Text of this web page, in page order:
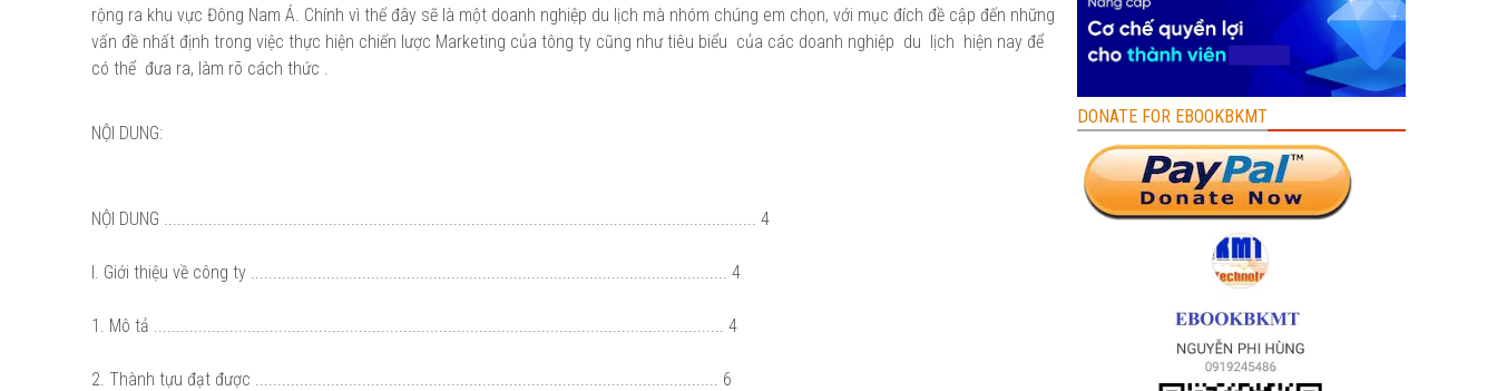
rộng ra khu vực Đông Nam Á. Chính vì thế đây sẽ là một doanh nghiệp du lịch mà nhóm chúng em chọn, với mục đích đề cập đến những
vấn đề nhất định trong việc thực hiện chiến lược Marketing của tông ty cũng như tiêu biểu của các doanh nghiệp du lịch hiện nay để
có thể đưa ra, làm rõ cách thức .
NỘI DUNG:
NỘI DUNG ..................................................................................................................................... 4
I. Giới thiệu về công ty ........................................................................................................... 4
1. Mô tả ................................................................................................................................ 4
2. Thành tựu đạt được ........................................................................................................ 6
DONATE FOR EBOOKBKMT